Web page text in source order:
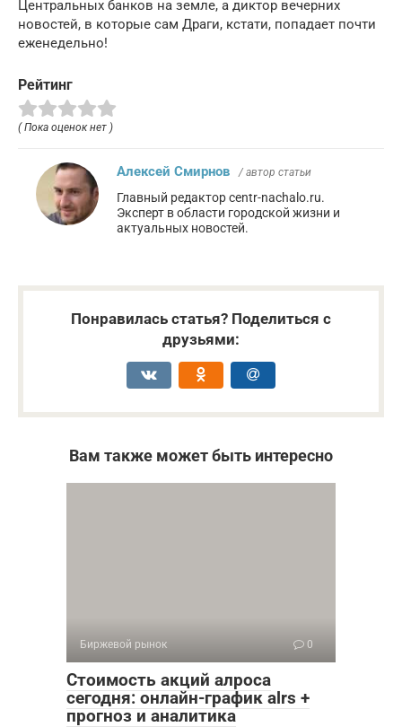
Центральных банков на земле, а диктор вечерних
новостей, в которые сам Драги, кстати, попадает почти
еженедельно!
Рейтинг
( Пока оценок нет )
Алексей Смирнов / автор статьи
Главный редактор centr-nachalo.ru.
Эксперт в области городской жизни и
актуальных новостей.
Понравилась статья? Поделиться с
друзьями:
Вам также может быть интересно
Биржевой рынок 0
Стоимость акций алроса
сегодня: онлайн-график alrs +
прогноз и аналитика